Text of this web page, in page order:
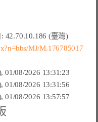
※ 發信站: 批踢踢實業坊(ptt.cc), 來自: 42.70.10.186 (臺灣)
MJ/M.176785017